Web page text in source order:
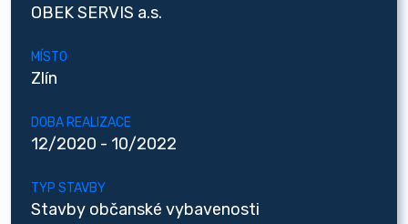
OBEK SERVIS a.s.
MÍSTO
Zlín
DOBA REALIZACE
12/2020 - 10/2022
TYP STAVBY
Stavby občanské vybavenosti